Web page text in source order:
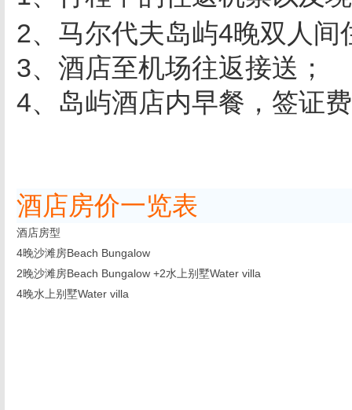
2、马尔代夫岛屿4晚双人间
3、酒店至机场往返接送；
4、岛屿酒店内早餐，签证
酒店房价一览表
酒店房型
4晚沙滩房Beach Bungalow
2晚沙滩房Beach Bungalow +2水上别墅Water villa
4晚水上别墅Water villa